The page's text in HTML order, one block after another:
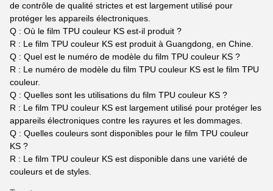
de contrôle de qualité strictes et est largement utilisé pour
protéger les appareils électroniques.
Q : Où le film TPU couleur KS est-il produit ?
R : Le film TPU couleur KS est produit à Guangdong, en Chine.
Q : Quel est le numéro de modèle du film TPU couleur KS ?
R : Le numéro de modèle du film TPU couleur KS est le film TPU
couleur.
Q : Quelles sont les utilisations du film TPU couleur KS ?
R : Le film TPU couleur KS est largement utilisé pour protéger les
appareils électroniques contre les rayures et les dommages.
Q : Quelles couleurs sont disponibles pour le film TPU couleur
KS ?
R : Le film TPU couleur KS est disponible dans une variété de
couleurs et de styles.